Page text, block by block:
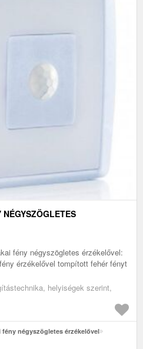
fény négyszögletes érzékelővel:
érzékelővel tompított fehér fényt
helyiségek szerint,
fény négyszögletes érzékelővel